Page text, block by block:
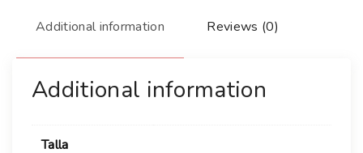
Additional information Reviews (0)
Additional information
Talla